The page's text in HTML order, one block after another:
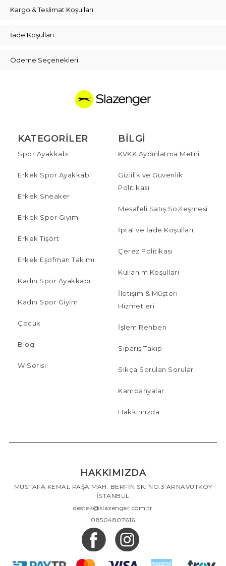
Kargo & Teslimat Koşulları
İade Koşulları
Ödeme Seçenekleri
KATEGORILER
Spor Ayakkabı
Erkek Spor Ayakkabı
Erkek Sneaker
Erkek Spor Giyim
Erkek Tişört
Erkek Eşofman Takımı
Kadın Spor Ayakkabı
Kadın Spor Giyim
Çocuk
Blog
W Serisi
BILGI
KVKK Aydınlatma Metni
Gizlilik ve Güvenlik
Politikası
Mesafeli Satış Sözleşmesi
İptal ve İade Koşulları
Çerez Politikası
Kullanım Koşulları
İletişim & Müşteri
Hizmetleri
İşlem Rehberi
Sipariş Takip
Sıkça Sorulan Sorular
Kampanyalar
Hakkımızda
HAKKIMIZDA
MUSTAFA KEMAL PAŞA MAH. BERFİN SK. NO:3 ARNAVUTKÖY
İSTANBUL
destek@slazenger.com.tr
08504807616